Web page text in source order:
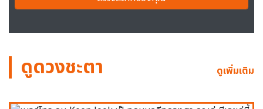
ดูดวงชะตา ดูเพิ่มเติม